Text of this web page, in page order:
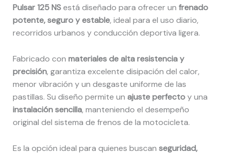
Pulsar 125 NSestá diseñado para ofrecer un frenado
potente, seguro y estable, ideal para el uso diario,
recorridos urbanos y conducción deportiva ligera.
Fabricado con materiales de alta resistencia y
precisión, garantiza excelente disipación del calor,
menor vibración y un desgaste uniforme de las
pastillas. Su diseño permite un ajuste perfectoy una
instalación sencilla, manteniendo el desempeño
original del sistema de frenos de la motocicleta.
Es la opción ideal para quienes buscan seguridad,